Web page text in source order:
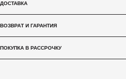
ДОСТАВКА
ВОЗВРАТ И ГАРАНТИЯ
ПОКУПКА В РАССРОЧКУ